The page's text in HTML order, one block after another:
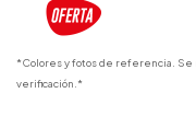
*Colores y fotos de referencia. Se
verificación.*